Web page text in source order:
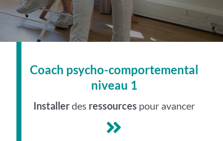
Coach psycho-comportemental
niveau 1
Installerdes ressources pour avancer